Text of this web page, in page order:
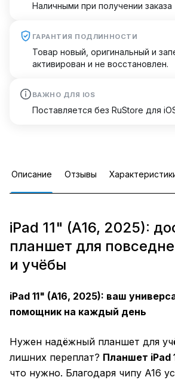
Наличными при получении заказа
ГАРАНТИЯ ПОДЛИННОСТИ
Товар новый, оригинальный и
активирован и не восстановлен.
ВАЖНО ДЛЯ IOS
Поставляется без RuStore для
Описание Отзывы
iPad 11" (A16, 2025):
планшет для
и учёбы
iPad 11" (A16, 2025): ваш
помощник на каждый день
Нужен надёжный планшет для
лишних переплат? Планшет iPad
что нужно. Благодаря чипу A16